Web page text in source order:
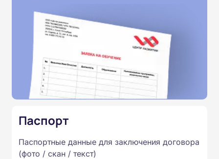
Паспорт
Паспортные данные для заключения договора
(фото / скан / текст)